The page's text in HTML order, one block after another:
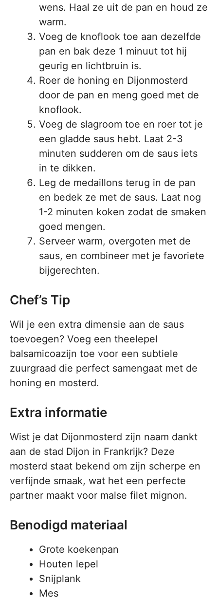
wens. Haal ze uit de pan en houd ze
warm.
Voeg de knoflook toe aan dezelfde
pan en bak deze 1 minuut tot hij
geurig en lichtbruin is.
Roer de honing en Dijonmosterd
door de pan en meng goed met de
knoflook.
Voeg de slagroom toe en roer tot je
een gladde saus hebt. Laat 2-3
minuten sudderen om de saus iets
in te dikken.
Leg de medaillons terug in de pan
en bedek ze met de saus. Laat nog
1-2 minuten koken zodat de smaken
goed mengen.
Serveer warm, overgoten met de
saus, en combineer met je favoriete
bijgerechten.
Chef’s Tip
Wil je een extra dimensie aan de saus
toevoegen? Voeg een theelepel
balsamicoazijn toe voor een subtiele
zuurgraad die perfect samengaat met de
honing en mosterd.
Extra informatie
Wist je dat Dijonmosterd zijn naam dankt
aan de stad Dijon in Frankrijk? Deze
mosterd staat bekend om zijn scherpe en
verfijnde smaak, wat het een perfecte
partner maakt voor malse filet mignon.
Benodigd materiaal
Grote koekenpan
Houten lepel
Snijplank
Mes